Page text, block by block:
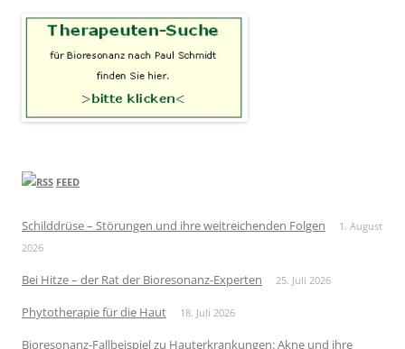
FEED
Schilddrüse – Störungen und ihre weitreichenden Folgen
1. August
2026
Bei Hitze – der Rat der Bioresonanz-Experten 25. Juli 2026
Phytotherapie für die Haut 18. Juli 2026
Bioresonanz-Fallbeispiel zu Hauterkrankungen: Akne und ihre